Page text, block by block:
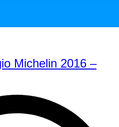
Michelin 2016 –